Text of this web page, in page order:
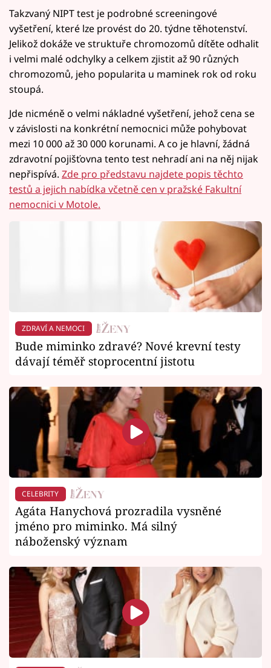
Takzvaný NIPT test je podrobné screeningové
vyšetření, které lze provést do 20. týdne těhotenství.
Jelikož dokáže ve struktuře chromozomů dítěte odhalit
i velmi malé odchylky a celkem zjistit až 90 různých
chromozomů, jeho popularita u maminek rok od roku
stoupá.
Jde nicméně o velmi nákladné vyšetření, jehož cena se
v závislosti na konkrétní nemocnici může pohybovat
mezi 10 000 až 30 000 korunami. A co je hlavní, žádná
zdravotní pojišťovna tento test nehradí ani na něj nijak
nepřispívá. Zde pro představu najdete popis těchto
testů a jejich nabídka včetně cen v pražské Fakultní
nemocnici v Motole.
ZDRAVÍ A NEMOCI
Bude miminko zdravé? Nové krevní testy
dávají téměř stoprocentní jistotu
CELEBRITY
Agáta Hanychová prozradila vysněné
jméno pro miminko. Má silný
náboženský význam